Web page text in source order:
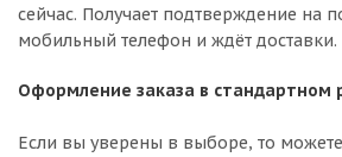
сейчас. Получает подтверждение на
мобильный телефон и ждёт доставки.
Оформление заказа в стандартном
Если вы уверены в выборе, то можете